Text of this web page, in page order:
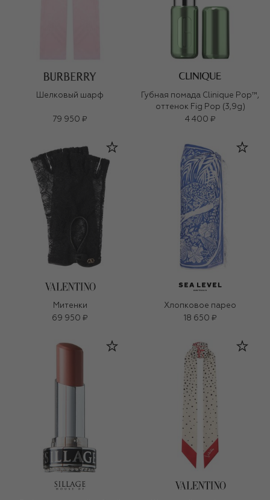
Шелковый шарф
79 950 ₽
Губная помада Clinique Pop™,
оттенок Fig Pop (3,9g)
4 400 ₽
Митенки
69 950 ₽
Хлопковое парео
18 650 ₽